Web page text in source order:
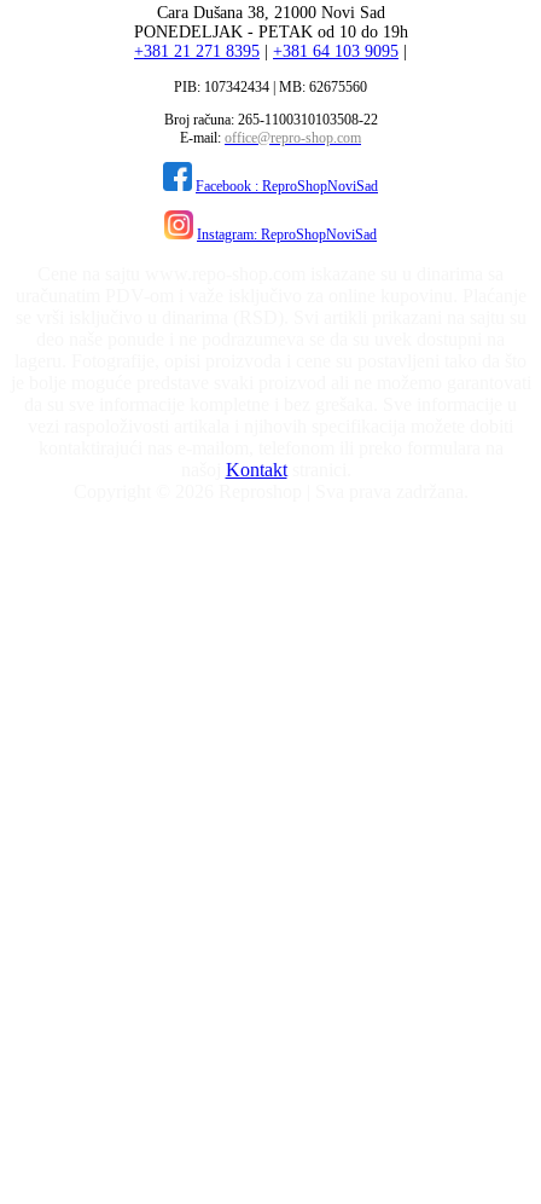
Cara Dušana 38, 21000 Novi Sad
PONEDELJAK - PETAK od 10 do 19h
+381 21 271 8395
+381 64 103 9095
PIB: 107342434 | MB: 62675560
Broj računa: 265-1100310103508-22
E-mail: office@repro-shop.com
Facebook : ReproShopNoviSad
Instagram: ReproShopNoviSad
Kontaktstranici.